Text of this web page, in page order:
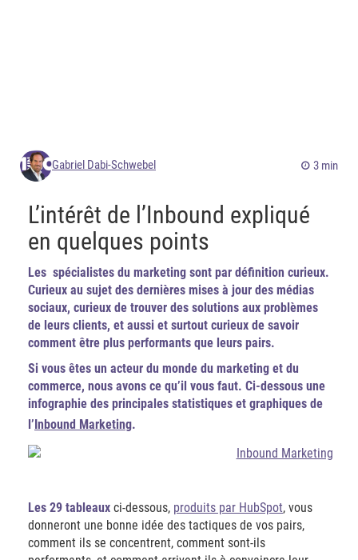
Gabriel Dabi-Schwebel 3 min
L’intérêt de l’Inbound expliqué
en quelques points
Les spécialistes du marketing sont par définition curieux.
Curieux au sujet des dernières mises à jour des médias
sociaux, curieux de trouver des solutions aux problèmes
de leurs clients, et aussi et surtout curieux de savoir
comment être plus performants que leurs pairs.
Si vous êtes un acteur du monde du marketing et du
commerce, nous avons ce qu’il vous faut. Ci-dessous une
infographie des principales statistiques et graphiques de
l’Inbound Marketing.
Les 29 tableaux ci-dessous, produits par HubSpot, vous
donneront une bonne idée des tactiques de vos pairs,
comment ils se concentrent, comment sont-ils